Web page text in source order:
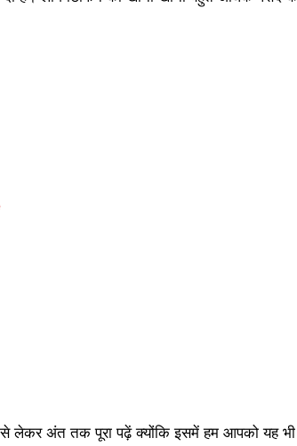
लेकर अंत तक पूरा पढ़ें क्योंकि इसमें हम आपको यह